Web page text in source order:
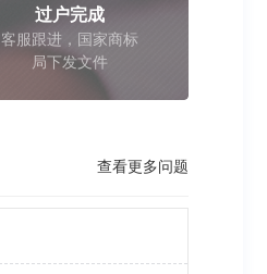
过户完成
客服跟进，国家商标
局下发文件
查看更多问题